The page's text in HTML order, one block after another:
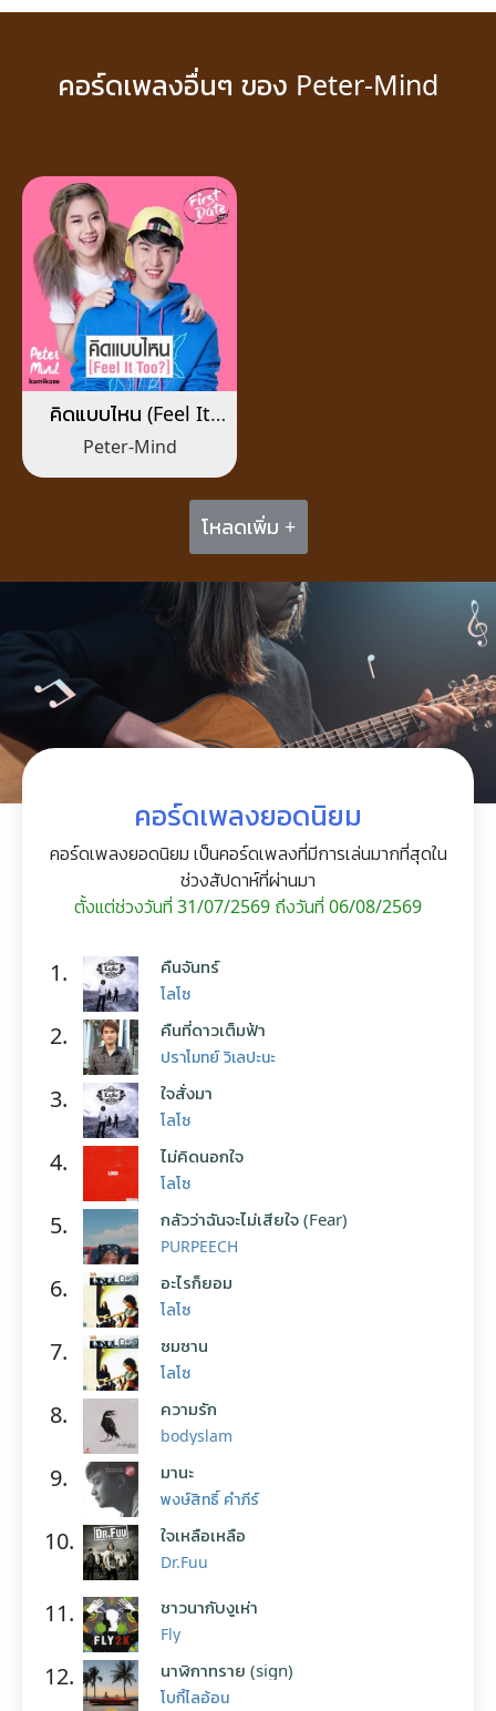
คอร์ดเพลงอื่นๆ ของ Peter-Mind
คิดแบบไหน (Feel It
Too?)
Peter-Mind
โหลดเพิ่ม +
คอร์ดเพลงยอดนิยม
คอร์ดเพลงยอดนิยม เป็นคอร์ดเพลงที่มีการเล่นมากที่สุดใน
ช่วงสัปดาห์ที่ผ่านมา
ตั้งแต่ช่วงวันที่ 31/07/2569 ถึงวันที่ 06/08/2569
1. คืนจันทร์
โลโซ
2. คืนที่ดาวเต็มฟ้า
ปราโมทย์ วิเลปะนะ
3. ใจสั่งมา
โลโซ
4. ไม่คิดนอกใจ
โลโซ
5. กลัวว่าฉันจะไม่เสียใจ (Fear)
PURPEECH
6. อะไรก็ยอม
โลโซ
7. ซมซาน
โลโซ
8. ความรัก
bodyslam
9. มานะ
พงษ์สิทธิ์ คำภีร์
10. ใจเหลือเหลือ
Dr.Fuu
11. ชาวนากับงูเห่า
Fly
12. นาฬิกาทราย (sign)
โบกี้ไลอ้อน